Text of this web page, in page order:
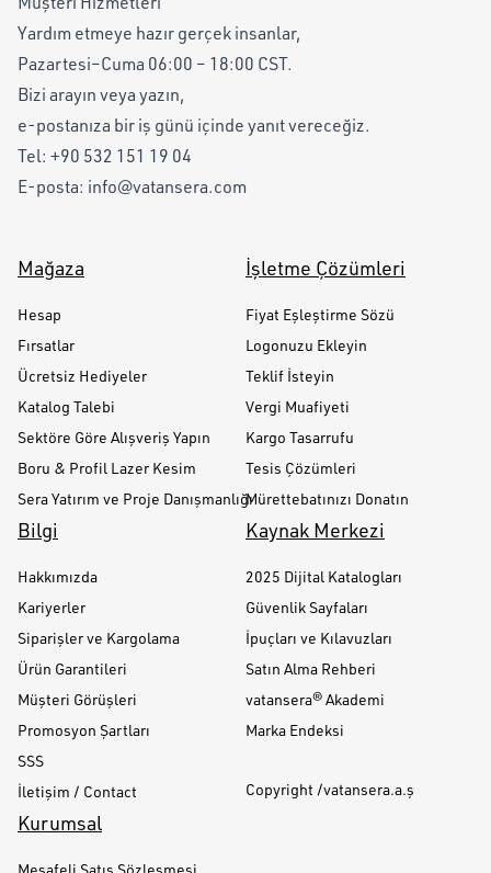
Yardım etmeye hazır gerçek insanlar,
Pazartesi–Cuma 06:00 – 18:00 CST.
Bizi arayın veya yazın,
e-postanıza bir iş günü içinde yanıt vereceğiz.
Tel: +90 532 151 19 04
E-posta: info@vatansera.com
Mağaza
Hesap
Fırsatlar
Ücretsiz Hediyeler
Katalog Talebi
Sektöre Göre Alışveriş Yapın
Boru & Profil Lazer Kesim
Sera Yatırım ve Proje Danışmanlığı
İşletme Çözümleri
Fiyat Eşleştirme Sözü
Logonuzu Ekleyin
Teklif İsteyin
Vergi Muafiyeti
Kargo Tasarrufu
Tesis Çözümleri
Mürettebatınızı Donatın
Bilgi
Hakkımızda
Kariyerler
Siparişler ve Kargolama
Ürün Garantileri
Müşteri Görüşleri
Promosyon Şartları
SSS
İletişim / Contact
Kaynak Merkezi
2025 Dijital Katalogları
Güvenlik Sayfaları
İpuçları ve Kılavuzları
Satın Alma Rehberi
vatansera® Akademi
Marka Endeksi
Copyright /vatansera.a.ş
Kurumsal
Mesafeli Satış Sözleşmesi